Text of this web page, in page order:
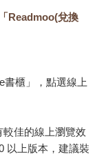
Readmoo(兌換
櫃」，點選線上
佳的線上瀏覽效
以上版本，建議裝